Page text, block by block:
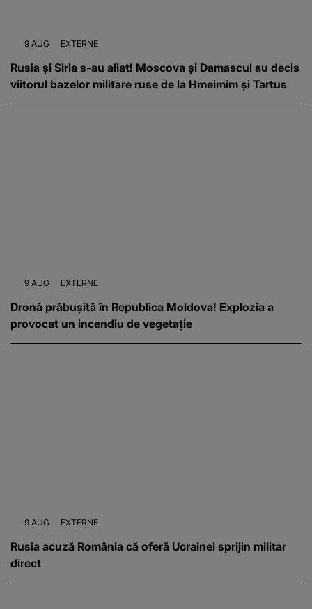
9 AUG EXTERNE
Rusia și Siria s-au aliat! Moscova și Damascul au decis
viitorul bazelor militare ruse de la Hmeimim și Tartus
9 AUG EXTERNE
Dronă prăbușită în Republica Moldova! Explozia a
provocat un incendiu de vegetație
9 AUG EXTERNE
Rusia acuză România că oferă Ucrainei sprijin militar
direct